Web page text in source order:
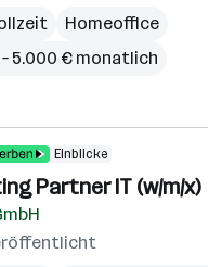
Homeoffice
5.000 € monatlich
Einblicke
Partner IT (w/m/x)